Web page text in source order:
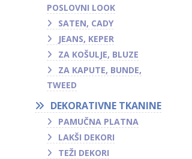
POSLOVNI LOOK
SATEN, CADY
JEANS, KEPER
ZA KOŠULJE, BLUZE
ZA KAPUTE, BUNDE,
TWEED
DEKORATIVNE TKANINE
PAMUČNA PLATNA
LAKŠI DEKORI
TEŽI DEKORI